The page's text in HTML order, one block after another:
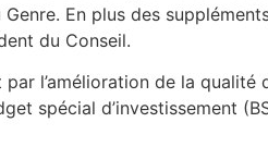
En plus des
du Conseil.
l’amélioration de la qualité
spécial d’investissement